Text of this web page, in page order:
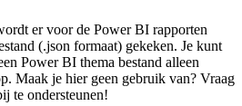
er voor de Power BI rapporten
(.json formaat) gekeken. Je kunt
Power BI thema bestand alleen
Maak je hier geen gebruik van? Vraag
te ondersteunen!